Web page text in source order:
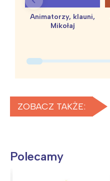
Animatorzy, klauni,
Mikołaj
ZOBACZ TAKŻE:
Polecamy